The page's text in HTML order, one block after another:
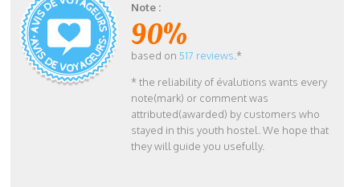
Note :
90%
based on 517 reviews.*
* the reliability of évalutions wants every
note(mark) or comment was
attributed(awarded) by customers who
stayed in this youth hostel. We hope that
they will guide you usefully.